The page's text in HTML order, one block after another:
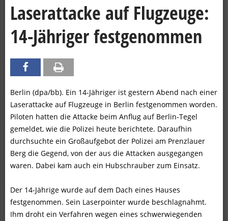
Laserattacke auf Flugzeuge:
14-Jähriger festgenommen
Berlin (dpa/bb). Ein 14-Jähriger ist gestern Abend nach einer
Laserattacke auf Flugzeuge in Berlin festgenommen worden.
Piloten hatten die Attacke beim Anflug auf Berlin-Tegel
gemeldet, wie die Polizei heute berichtete. Daraufhin
durchsuchte ein Großaufgebot der Polizei am Prenzlauer
Berg die Gegend, von der aus die Attacken ausgegangen
waren. Dabei kam auch ein Hubschrauber zum Einsatz.
Der 14-Jährige wurde auf dem Dach eines Hauses
festgenommen. Sein Laserpointer wurde beschlagnahmt.
Ihm droht ein Verfahren wegen eines schwerwiegenden